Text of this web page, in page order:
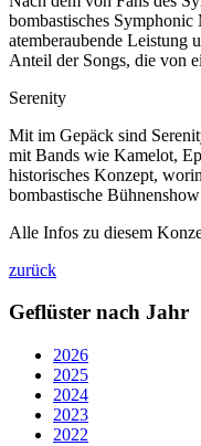
bombastisches
atemberaubende Leistung
Anteil der Songs, die von
Serenity
Mit im Gepäck sind
mit Bands wie Kamelot,
historisches Konzept,
bombastische
Alle Infos zu diesem
zurück
Geflüster nach Jahr
2026
2025
2024
2023
2022